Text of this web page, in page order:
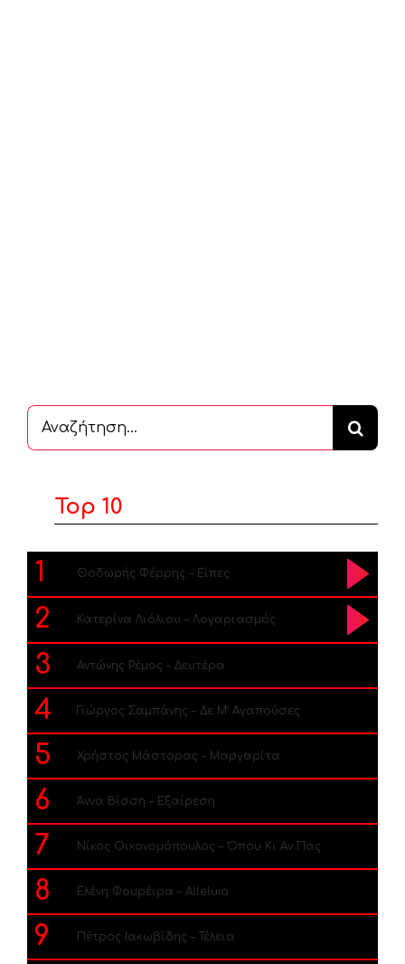
Αναζήτηση
...
Top 10
1 Θοδωρής Φέρρης – Είπες
2 Κατερίνα Λιόλιου – Λογαριασμός
3 Αντώνης Ρέμος – Δευτέρα
4 Γιώργος Σαμπάνης – Δε Μ’ Αγαπούσες
5 Χρήστος Μάστορας – Μαργαρίτα
6 Άννα Βίσση – Εξαίρεση
7 Νίκος Οικονομόπουλος – Όπου Κι Αν Πας
8 Ελένη Φουρέιρα – Alleluia
9 Πέτρος Ιακωβίδης – Τέλεια